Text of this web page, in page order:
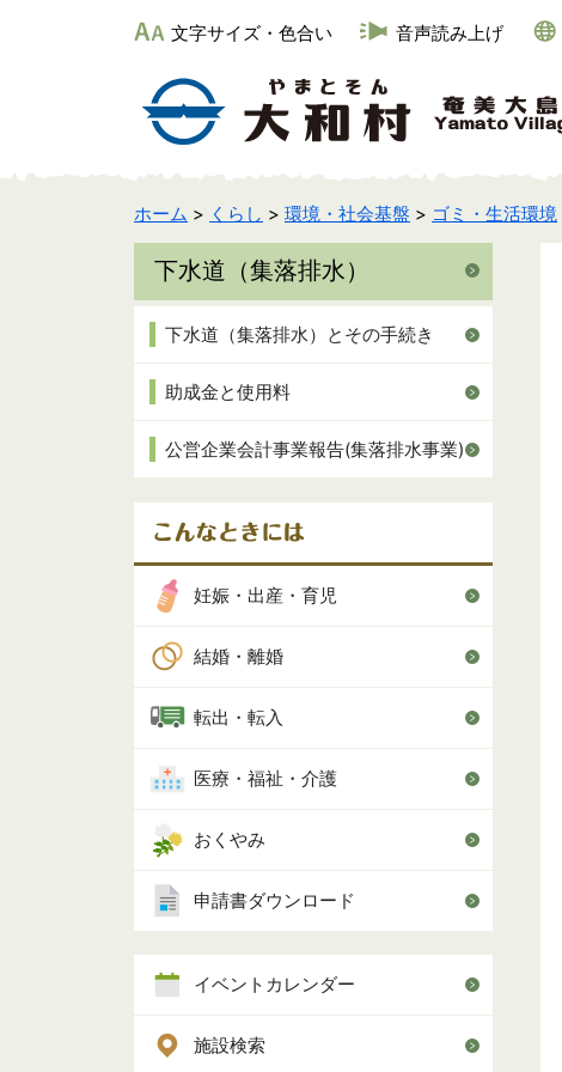
文字サイズ・色合い 音声読み上げ
ホーム > くらし > 環境・社会基盤 > ゴミ・生活環境
下水道（集落排水）
下水道（集落排水）とその手続き
助成金と使用料
公営企業会計事業報告(集落排水事業)
妊娠・出産・育児
結婚・離婚
転出・転入
医療・福祉・介護
おくやみ
申請書ダウンロード
イベントカレンダー
施設検索